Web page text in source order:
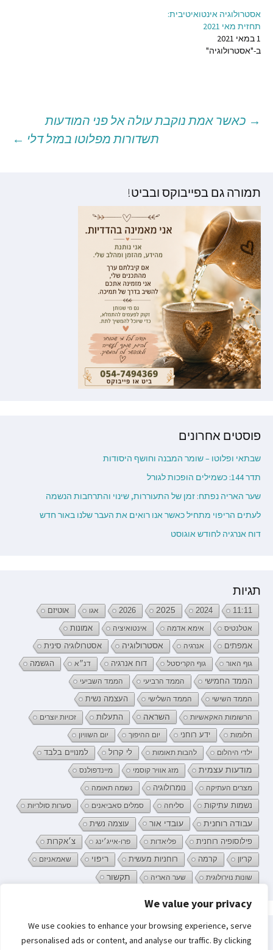
We value your privacy
We use cookies to enhance your browsing experience, serve
personalised ads or content, and analyse our traffic. By clicking
אסטרולוגיה אינטואיטיבית:
תחזית מאי 2021
1 במאי 2021
ב-"אסטרולוגיה"
ניווט
→ כאשר אמת נוקבת עולה אל פני המודעות
תשדורות מפלוטו במזל דלי ←
תמורה גם בפייבוקס ובביט!
פוסטים אחרונים
שבתאי ופלוטו – שומר המבנה וחושף היסודות
תדר 144: כשמילים הופכות לגורל
שער האריה נפתח: זמן של התעוררות, שינוי והתרחבות הנשמה
לעתים הריפוי מתחיל כאשר אנו רואים את העבר שלנו באור חדש
דוח אנרגיה לחודש אוגוסט
תגיות
11:11
2024
2025
2026 אגו אוטיזם
אטלנטיס אימא אדמה אינטואיציה אמונות
אמפתים אנרגיה אסטרולוגיה אסטרולוגיה סינית
גוף האור גוף הקריסטל דוח אנרגיה דנ״א הגשמה
הממד החמישי הממד הרביעי הממד השביעי
הממד השישי הממד השלישי העצמה נשית
הרשומות האקאשיות השראה התעלות זכויות יוצרים
חלומות ידע רוחני יום ההיפוך יום השוויון
ילדי היהלום להבות תאומות לי קרול למנויים בלבד
מודעות עצמית מזג אוויר קוסמי מיינדפולנס
מצרים העתיקה נומרולוגיה נשמה תאומה
נשמות עתיקות סליחה סמלים סאביאנים סערות סולריות
עבודה רוחנית עובדי אור
עוצמה נשית
פילוסופיה רוחנית
פליאדות פרו-אייג׳ינג צ׳אקרות
קריון קרמה רוחניות מעשית ריפוי שאמאניזם
שונות נוירולוגית שער האריה תקשור
מהווה את ההסכמה שלך לשימוש בהם.